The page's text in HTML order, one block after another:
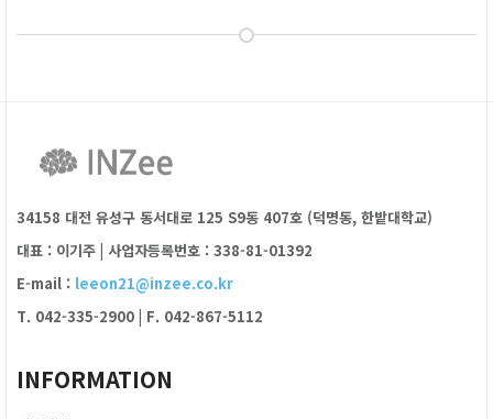
34158 대전 유성구 동서대로 125 S9동 407호 (덕명동, 한밭대학교)
대표 : 이기주 | 사업자등록번호 : 338-81-01392
E-mail : leeon21@inzee.co.kr
T. 042-335-2900 | F. 042-867-5112
INFORMATION